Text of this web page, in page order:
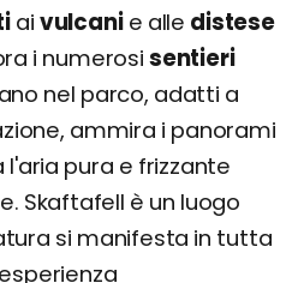
ai vulcanie alle distese
i numerosisentieri
nel parco, adatti a
ammira i panorami
pura e frizzante
Skaftafell è un luogo
si manifesta in tutta